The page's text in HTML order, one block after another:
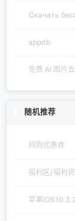
Скачать
appdb
免费 AI 图片
随机推荐
网购优惠券
福利区(福利
苹果